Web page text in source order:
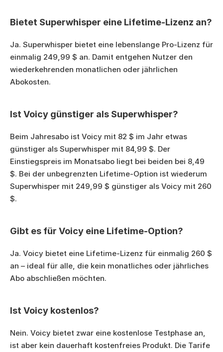
Bietet Superwhisper eine Lifetime-Lizenz an?
Ja. Superwhisper bietet eine lebenslange Pro-Lizenz für
einmalig 249,99 $ an. Damit entgehen Nutzer den
wiederkehrenden monatlichen oder jährlichen
Abokosten.
Ist Voicy günstiger als Superwhisper?
Beim Jahresabo ist Voicy mit 82 $ im Jahr etwas
günstiger als Superwhisper mit 84,99 $. Der
Einstiegspreis im Monatsabo liegt bei beiden bei 8,49
$. Bei der unbegrenzten Lifetime-Option ist wiederum
Superwhisper mit 249,99 $ günstiger als Voicy mit 260
$.
Gibt es für Voicy eine Lifetime-Option?
Ja. Voicy bietet eine Lifetime-Lizenz für einmalig 260 $
an – ideal für alle, die kein monatliches oder jährliches
Abo abschließen möchten.
Ist Voicy kostenlos?
Nein. Voicy bietet zwar eine kostenlose Testphase an,
ist aber kein dauerhaft kostenfreies Produkt. Die Tarife